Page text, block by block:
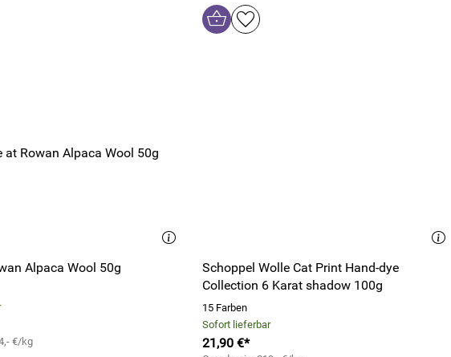
Alpaca Wool 50g
€/kg
Schoppel Wolle Cat Print Hand-dye
Collection 6 Karat shadow 100g
15 Farben
Sofort lieferbar
21,90 €*